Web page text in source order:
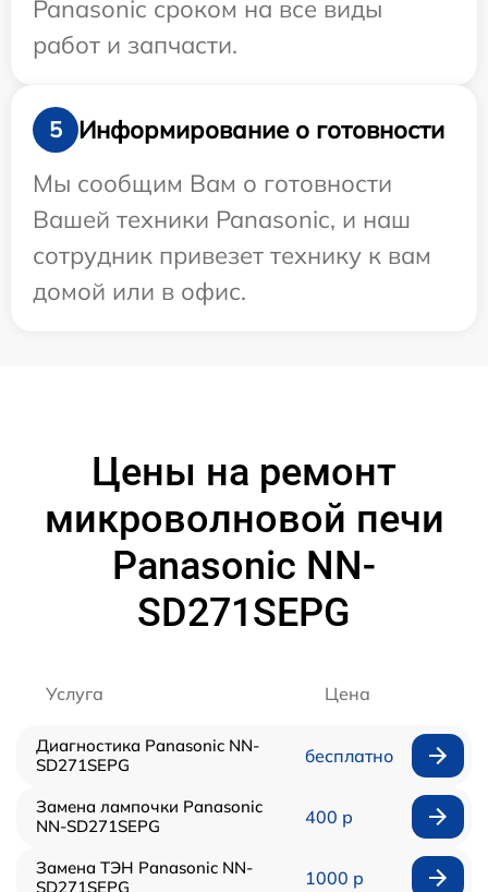
Panasonic сроком на все виды
работ и запчасти.
5
Информирование о готовности
Мы сообщим Вам о готовности
Вашей техники Panasonic, и наш
сотрудник привезет технику к вам
домой или в офис.
Цены на ремонт
микроволновой печи
Panasonic NN-
SD271SEPG
Услуга Цена
Диагностика Panasonic NN-
SD271SEPG
бесплатно
Замена лампочки Panasonic
NN-SD271SEPG
400 р
Замена ТЭН Panasonic NN-
SD271SEPG
1000 р